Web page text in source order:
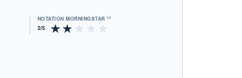
NOTATION MORNINGSTAR ⁽¹⁾